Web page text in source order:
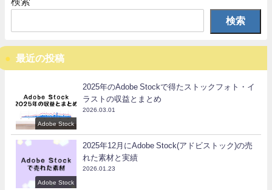
検索
最近の投稿
Adobe Stock
2025年のAdobe Stockで得たストックフォト・イ
ラストの収益とまとめ
2026.03.01
Adobe Stock
2025年12月にAdobe Stock(アドビストック)の売
れた素材と実績
2026.01.23